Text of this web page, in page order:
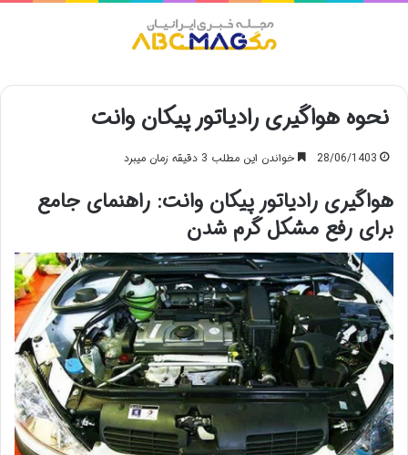
نحوه هواگیری رادیاتور پیکان وانت
28/06/1403 خواندن این مطلب 3 دقیقه زمان میبرد
هواگیری رادیاتور پیکان وانت: راهنمای جامع
برای رفع مشکل گرم شدن